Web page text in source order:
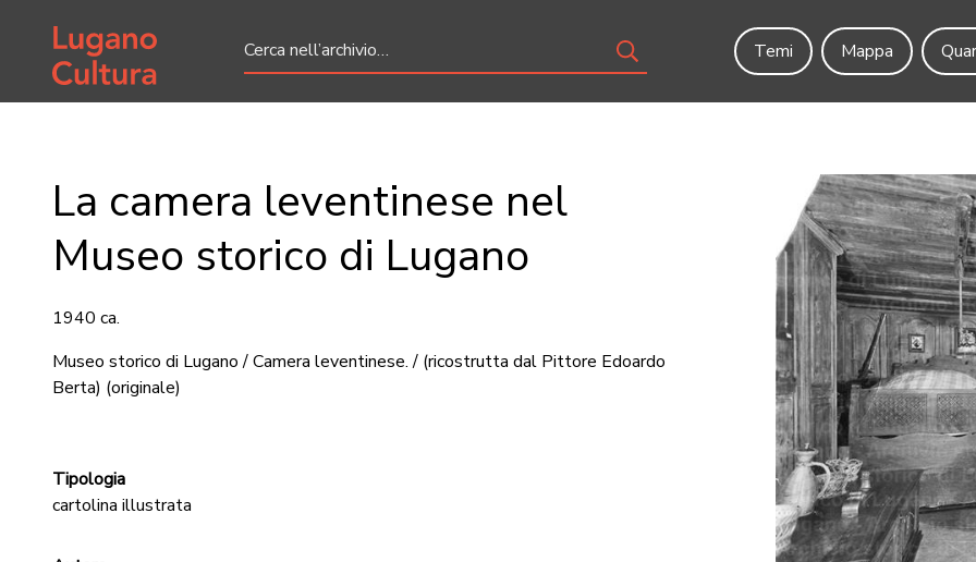
Home page
Temi
Mappa
La camera leventinese nel
Museo storico di Lugano
1940 ca.
Museo storico di Lugano / Camera leventinese. / (ricostrutta dal Pittore Edoardo
Berta) (originale)
Tipologia
cartolina illustrata